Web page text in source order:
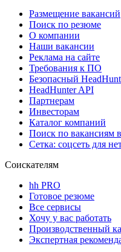
Размещение вакансий
Поиск по резюме
О компании
Наши вакансии
Реклама на сайте
Требования к ПО
Безопасный
HeadHunter API
Партнерам
Инвесторам
Каталог компаний
Поиск по вакансиям
Сетка: соцсеть для
Соискателям
hh PRO
Готовое резюме
Все сервисы
Хочу у вас работать
Производственный
Экспертная